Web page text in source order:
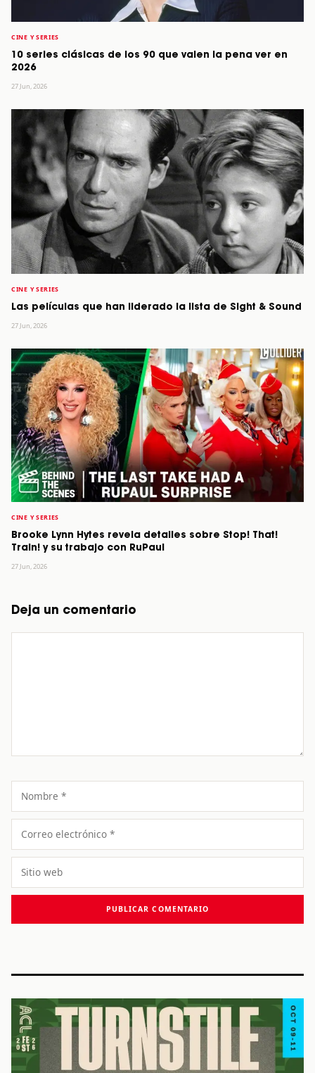
CINE Y SERIES
10 series clásicas de los 90 que valen la pena ver en
2026
27 Jun, 2026
CINE Y SERIES
Las películas que han liderado la lista de Sight & Sound
27 Jun, 2026
CINE Y SERIES
Brooke Lynn Hytes revela detalles sobre Stop! That!
Train! y su trabajo con RuPaul
27 Jun, 2026
Deja un comentario
Comentario
Nombre
Correo
electrónico
Sitio
web